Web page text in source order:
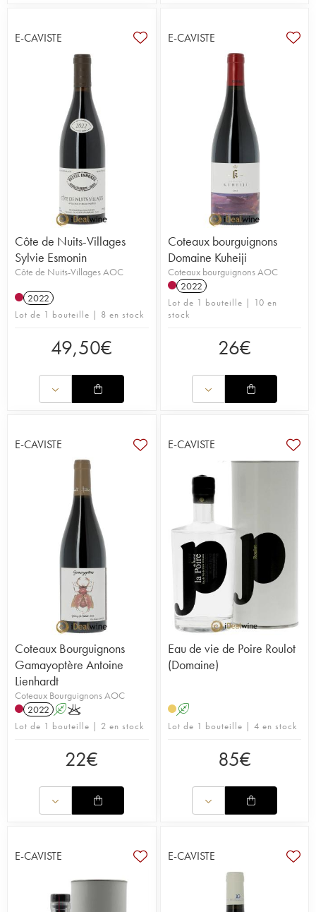
E-CAVISTE
Côte de Nuits-Villages
Sylvie Esmonin
Côte de Nuits-Villages AOC
2022
Lot de 1 bouteille | 8 en stock
49,50€
E-CAVISTE
Coteaux bourguignons
Domaine Kuheiji
Coteaux bourguignons AOC
2022
Lot de 1 bouteille | 10 en
stock
26€
E-CAVISTE
Coteaux Bourguignons
Gamayoptère Antoine
Lienhardt
Coteaux Bourguignons AOC
2022 AK
Lot de 1 bouteille | 2 en stock
22€
E-CAVISTE
Eau de vie de Poire Roulot
(Domaine)
A
Lot de 1 bouteille | 4 en stock
85€
E-CAVISTE E-CAVISTE